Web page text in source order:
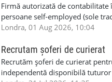
Firmă autorizată de contabilitate
persoane self-employed (sole
închiriate (landlords) Serviciile
HMRC: PAYE / VAT / CIS ✔
Consultanță fiscală ✔ Declarații
Corporation Tax ✔ Company
Londra, 01 Aug 2026, 10:04
Recrutam șoferi de curierat
Recrutăm șoferi de curierat
independentă disponibilă